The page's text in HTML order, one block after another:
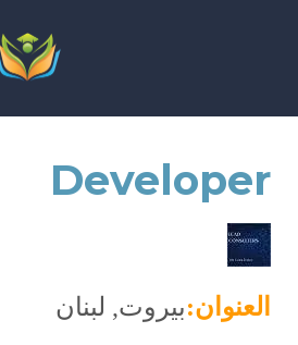
Developer
العنوان:بيروت, لبنان